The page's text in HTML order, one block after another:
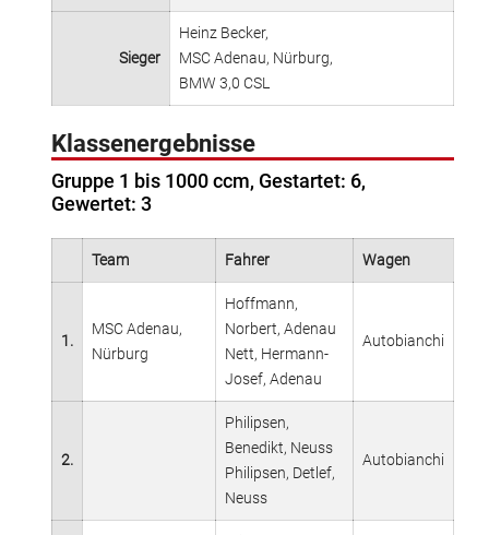
Sieger
Heinz Becker,
MSC Adenau, Nürburg,
BMW 3,0 CSL
Klassenergebnisse
Gruppe 1 bis 1000 ccm, Gestartet: 6,
Gewertet: 3
Team Fahrer Wagen
1.
MSC Adenau,
Nürburg
Hoffmann,
Norbert, Adenau
Nett, Hermann-
Josef, Adenau
Autobianchi
2.
Philipsen,
Benedikt, Neuss
Philipsen, Detlef,
Neuss
Autobianchi